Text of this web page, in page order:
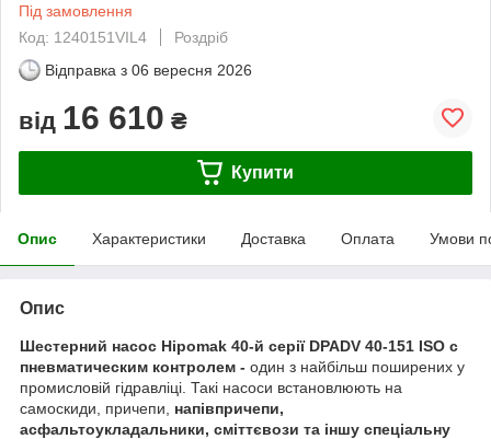
Під замовлення
Код: 1240151VIL4
Роздріб
Відправка з 06 вересня 2026
від 16 610 ₴
Купити
Опис Характеристики Доставка Оплата Умови
Опис
Шестерний насос Hipomak 40-й серії DPADV 40-151 ISO с
пневматическим контролем - один з найбільш поширених у
промисловій гідравліці. Такі насоси встановлюють на
самоскиди, причепи, напівпричепи,
асфальтоукладальники, сміттєвози та іншу спеціальну